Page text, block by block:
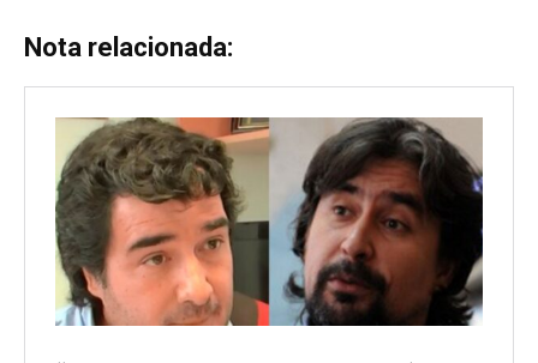
Nota relacionada: